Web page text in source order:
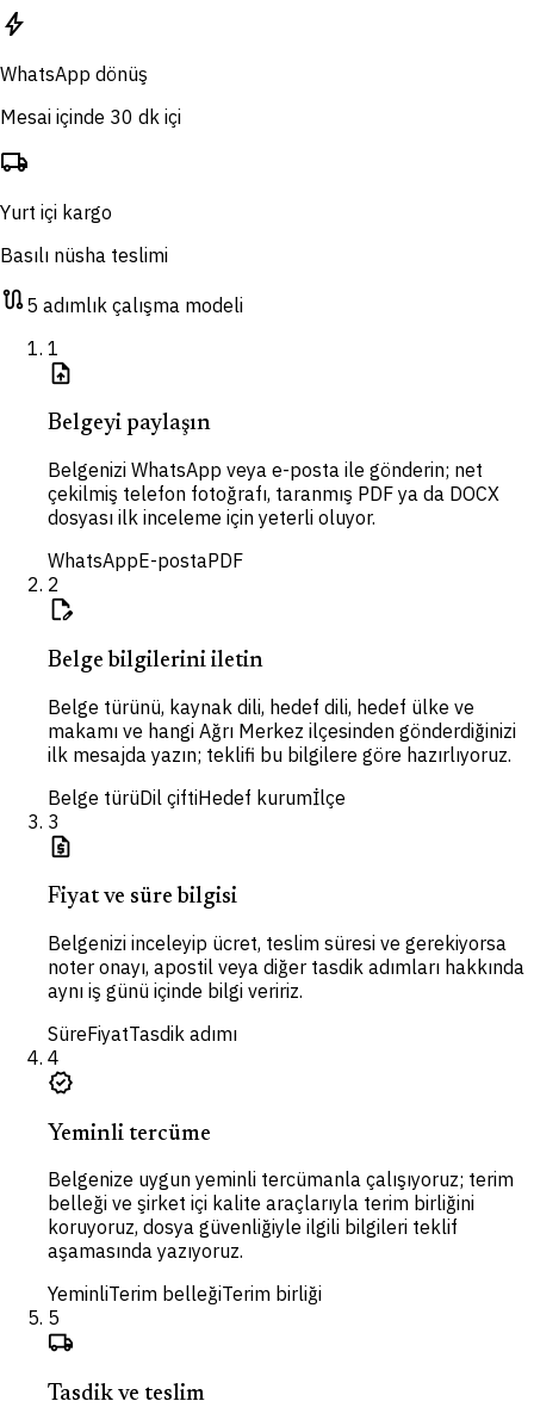
bolt
WhatsApp dönüş
Mesai içinde 30 dk içi
local_shipping
Yurt içi kargo
Basılı nüsha teslimi
route5 adımlık çalışma modeli
1
upload_file
Belgeyi paylaşın
Belgenizi WhatsApp veya e-posta ile gönderin; net
çekilmiş telefon fotoğrafı, taranmış PDF ya da DOCX
dosyası ilk inceleme için yeterli oluyor.
WhatsAppE-postaPDF
2
edit_document
Belge bilgilerini iletin
Belge türünü, kaynak dili, hedef dili, hedef ülke ve
makamı ve hangi Ağrı Merkez ilçesinden gönderdiğinizi
ilk mesajda yazın; teklifi bu bilgilere göre hazırlıyoruz.
Belge türüDil çiftiHedef kurumİlçe
3
request_quote
Fiyat ve süre bilgisi
Belgenizi inceleyip ücret, teslim süresi ve gerekiyorsa
noter onayı, apostil veya diğer tasdik adımları hakkında
aynı iş günü içinde bilgi veririz.
SüreFiyatTasdik adımı
4
verified
Yeminli tercüme
Belgenize uygun yeminli tercümanla çalışıyoruz; terim
belleği ve şirket içi kalite araçlarıyla terim birliğini
koruyoruz, dosya güvenliğiyle ilgili bilgileri teklif
aşamasında yazıyoruz.
YeminliTerim belleğiTerim birliği
5
local_shipping
Tasdik ve teslim